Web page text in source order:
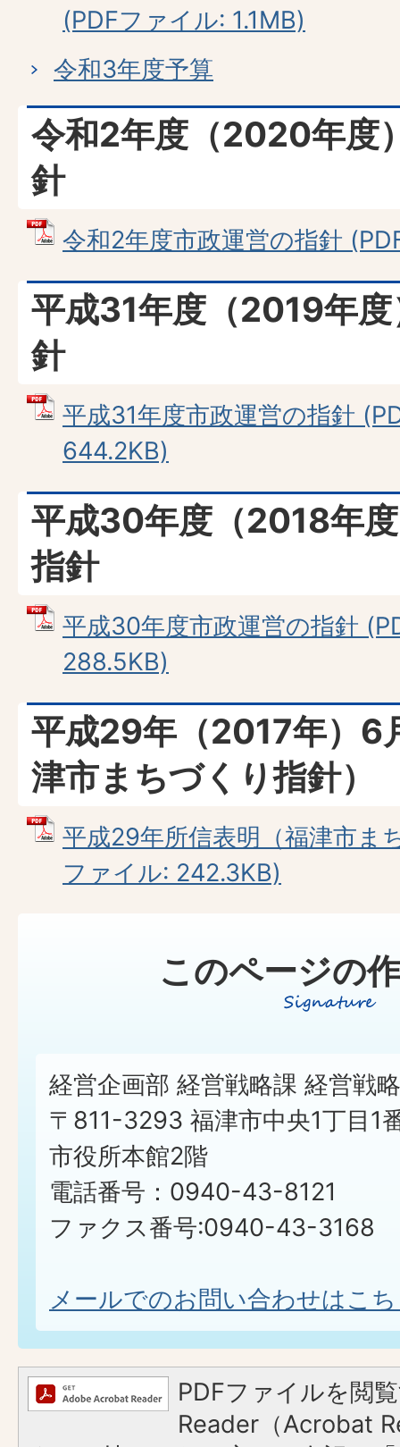
(PDFファイル: 1.1MB)
令和3年度予算
令和2年度（2020年度
針
令和2年度市政運営の指針
平成31年度（2019年
針
平成31年度市政運営の指針
644.2KB)
平成30年度（2018年
指針
平成30年度市政運営の指針
288.5KB)
平成29年（2017年）6
津市まちづくり指針）
平成29年所信表明（福津市ま
ファイル: 242.3KB)
このページの
経営企画部 経営戦略課 経営戦
〒811-3293 福津市中央1丁目1
市役所本館2階
電話番号：0940-43-8121
ファクス番号:0940-43-3168
メールでのお問い合わせはこ
PDFファイルを閲
Reader（Acrobat